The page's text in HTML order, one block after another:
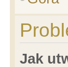
Jak